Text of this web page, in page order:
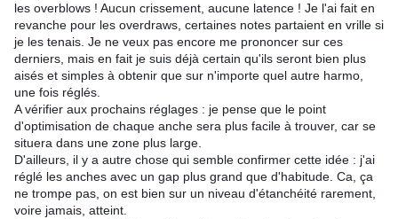
les overblows ! Aucun crissement, aucune latence ! Je l'ai fait en
revanche pour les overdraws, certaines notes partaient en vrille si
je les tenais. Je ne veux pas encore me prononcer sur ces
derniers, mais en fait je suis déjà certain qu'ils seront bien plus
aisés et simples à obtenir que sur n'importe quel autre harmo,
une fois réglés.
A vérifier aux prochains réglages : je pense que le point
d'optimisation de chaque anche sera plus facile à trouver, car se
situera dans une zone plus large.
D'ailleurs, il y a autre chose qui semble confirmer cette idée : j'ai
réglé les anches avec un gap plus grand que d'habitude. Ca, ça
ne trompe pas, on est bien sur un niveau d'étanchéité rarement,
voire jamais, atteint.